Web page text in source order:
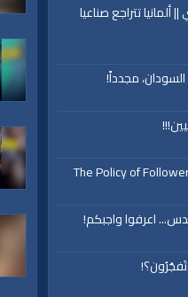
ألمانيا تتراجع صناعيا
مجدداً!
The Policy of
اعرفوا واجبكم!